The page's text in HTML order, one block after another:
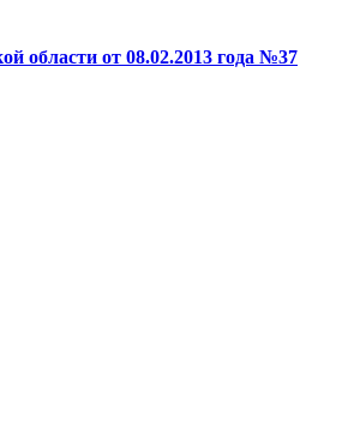
области от 08.02.2013 года №37